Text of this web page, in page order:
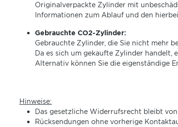
Originalverpackte Zylinder mit
Informationen zum Ablauf und den
Gebrauchte CO2-Zylinder:
Gebrauchte Zylinder, die Sie nicht mehr
Da es sich um gekaufte Zylinder handelt,
Alternativ können Sie die eigenständige
Hinweise:
Das gesetzliche Widerrufsrecht bleibt
Rücksendungen ohne vorherige